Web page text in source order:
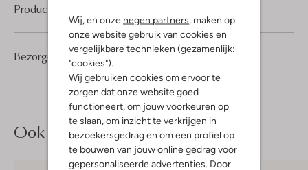
Wij, en onze negen partners, maken op
onze website gebruik van cookies en
vergelijkbare technieken (gezamenlijk:
"cookies").
Wij gebruiken cookies om ervoor te
zorgen dat onze website goed
functioneert, om jouw voorkeuren op
te slaan, om inzicht te verkrijgen in
bezoekersgedrag en om een profiel op
te bouwen van jouw online gedrag voor
gepersonaliseerde advertenties. Door
Product informatie
Bezorgen & retourneren
Ook iets voor jou?